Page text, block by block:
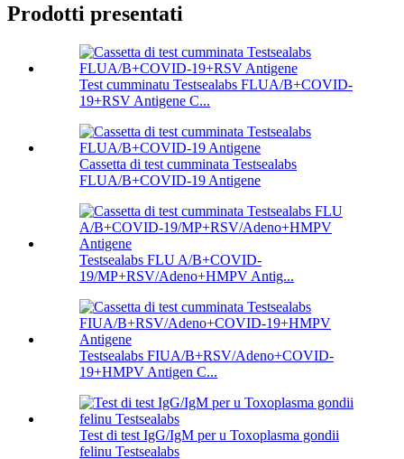
Prodotti presentati
Test cumminatu Testsealabs FLUA/B+COVID-
19+RSV Antigene C...
Cassetta di test cumminata Testsealabs
FLUA/B+COVID-19 Antigene
Testsealabs FLU A/B+COVID-
19/MP+RSV/Adeno+HMPV Antig...
Testsealabs FIUA/B+RSV/Adeno+COVID-
19+HMPV Antigen C...
Test di test IgG/IgM per u Toxoplasma gondii
felinu Testsealabs